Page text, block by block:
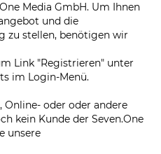
Media GmbH. Um Ihnen
und die
zu stellen, benötigen wir
Link "Registrieren" unter
im Login-Menü.
Online- oder oder andere
kein Kunde der Seven.One
unsere